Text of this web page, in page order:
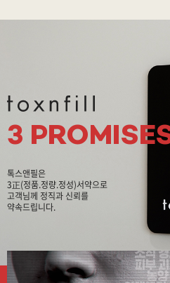
3
톡스앤필은
3正(정품.정량.정성)서약으로
고객님께 정직과 신뢰를
약속드립니다.